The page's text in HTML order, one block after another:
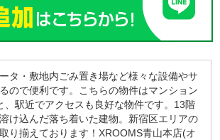
タ・敷地内ごみ置き場など様々な設備やサ
ので便利です。こちらの物件はマンション
、駅近でアクセスも良好な物件です。13階
け込んだ落ち着いた建物。新宿区エリアの
り揃えております！XROOMS青山本店(オ